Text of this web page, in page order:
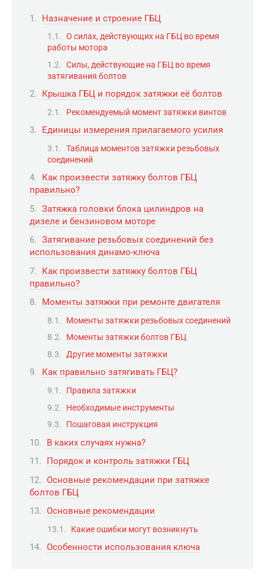
Назначение и строение ГБЦ
О силах, действующих на ГБЦ во время
работы мотора
Силы, действующие на ГБЦ во время
затягивания болтов
Крышка ГБЦ и порядок затяжки её болтов
Рекомендуемый момент затяжки винтов
Единицы измерения прилагаемого усилия
Таблица моментов затяжки резьбовых
соединений
Как произвести затяжку болтов ГБЦ
правильно?
Затяжка головки блока цилиндров на
дизеле и бензиновом моторе
Затягивание резьбовых соединений без
использования динамо-ключа
Как произвести затяжку болтов ГБЦ
правильно?
Моменты затяжки при ремонте двигателя
Моменты затяжки резьбовых соединений
Моменты затяжки болтов ГБЦ
Другие моменты затяжки
Как правильно затягивать ГБЦ?
Правила затяжки
Необходимые инструменты
Пошаговая инструкция
В каких случаях нужна?
Порядок и контроль затяжки ГБЦ
Основные рекомендации при затяжке
болтов ГБЦ
Основные рекомендации
Какие ошибки могут возникнуть
Особенности использования ключа